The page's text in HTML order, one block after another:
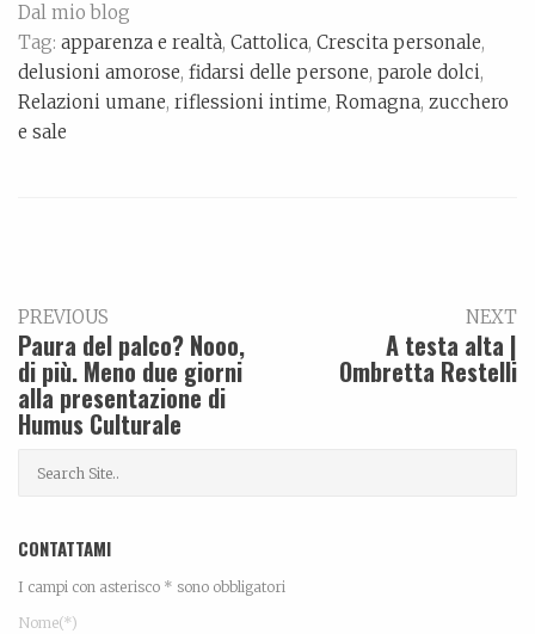
Dal mio blog
Tag: apparenza e realtà, Cattolica, Crescita personale,
delusioni amorose, fidarsi delle persone, parole dolci,
Relazioni umane, riflessioni intime, Romagna, zucchero
e sale
PREVIOUS
Paura del palco? Nooo,
di più. Meno due giorni
alla presentazione di
Humus Culturale
NEXT
A testa alta |
Ombretta Restelli
CONTATTAMI
I campi con asterisco * sono obbligatori
Nome(*)